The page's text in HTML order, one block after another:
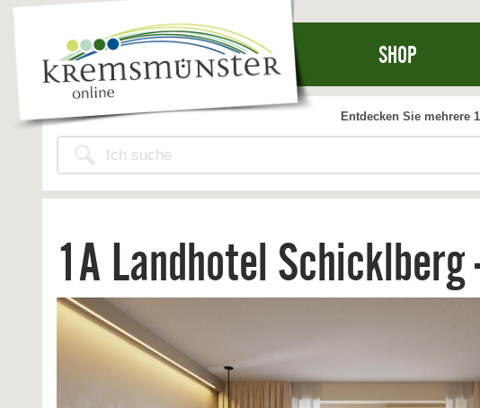
SHOP
Entdecken Sie mehrere
1A Landhotel